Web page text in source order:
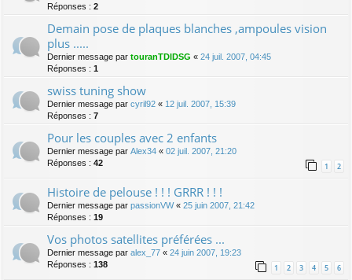
Réponses : 2
Demain pose de plaques blanches ,ampoules vision
plus .....
Dernier message par touranTDIDSG « 24 juil. 2007, 04:45
Réponses : 1
swiss tuning show
Dernier message par cyril92 « 12 juil. 2007, 15:39
Réponses : 7
Pour les couples avec 2 enfants
Dernier message par Alex34 « 02 juil. 2007, 21:20
Réponses : 42 1 2
Histoire de pelouse ! ! ! GRRR ! ! !
Dernier message par passionVW« 25 juin 2007, 21:42
Réponses : 19
Vos photos satellites préférées ...
Dernier message par alex_77 « 24 juin 2007, 19:23
Réponses : 138 1 2 3 4 5 6